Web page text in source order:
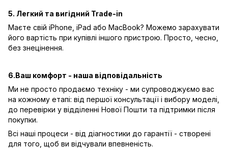
5. Легкий та вигідний Trade-in
Маєте свій iPhone, iPad або MacBook? Можемо зарахувати
його вартість при купівлі іншого пристрою. Просто, чесно,
без знецінення.
6.Ваш комфорт - наша відповідальність
Ми не просто продаємо техніку - ми супроводжуємо вас
на кожному етапі: від першої консультації і вибору моделі,
до перевірки у відділенні Нової Пошти та підтримки після
покупки.
Всі наші процеси - від діагностики до гарантії - створені
для того, щоб ви відчували впевненість.